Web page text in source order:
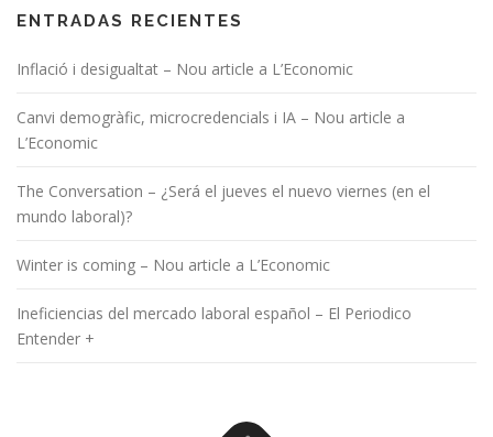
ENTRADAS RECIENTES
Inflació i desigualtat – Nou article a L’Economic
Canvi demogràfic, microcredencials i IA – Nou article a
L’Economic
The Conversation – ¿Será el jueves el nuevo viernes (en el
mundo laboral)?
Winter is coming – Nou article a L’Economic
Ineficiencias del mercado laboral español – El Periodico
Entender +